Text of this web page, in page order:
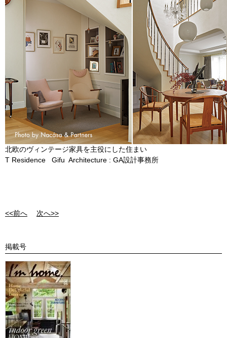
北欧のヴィンテージ家具を主役にした住まい
T Residence Gifu Architecture : GA設計事務所
<<前へ 次へ>>
掲載号